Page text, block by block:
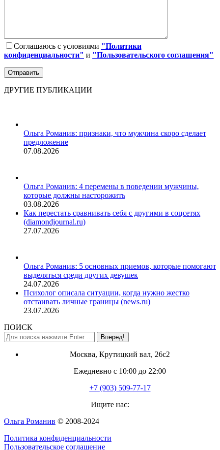
Соглашаюсь с условиями "Политики
конфиденциальности" и "Пользовательского соглашения"
ДРУГИЕ ПУБЛИКАЦИИ
Ольга Романив: признаки, что мужчина скоро сделает
предложение
07.08.2026
Ольга Романив: 4 перемены в поведении мужчины,
которые должны насторожить
03.08.2026
Как перестать сравнивать себя с другими в соцсетях
(diamondjournal.ru)
27.07.2026
Ольга Романив: 5 основных приемов, которые помогают
выделяться среди других девушек
24.07.2026
Психолог описала ситуации, когда нужно жестко
отстаивать личные границы (news.ru)
23.07.2026
ПОИСК
Поиск:
Москва, Крутицкий вал, 26с2
Ежедневно с 10:00 до 22:00
+7 (903) 509-77-17
Ищите нас:
открывается
Ольга Романив © 2008-2024
Политика конфиденциальности
Пользовательское соглашение